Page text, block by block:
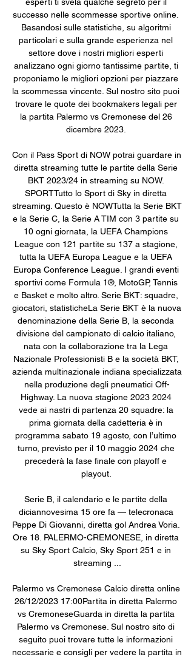
successo nelle scommesse sportive online.
Basandosi sulle statistiche, su algoritmi
particolari e sulla grande esperienza nel
settore dove i nostri migliori esperti
analizzano ogni giorno tantissime partite, ti
proponiamo le migliori opzioni per piazzare
la scommessa vincente. Sul nostro sito puoi
trovare le quote dei bookmakers legali per
la partita Palermo vs Cremonese del 26
dicembre 2023.
Con il Pass Sport di NOW potrai guardare in
diretta streaming tutte le partite della Serie
BKT 2023/24 in streaming su NOW.
SPORTTutto lo Sport di Sky in diretta
streaming. Questo è NOWTutta la Serie BKT
e la Serie C, la Serie A TIM con 3 partite su
10 ogni giornata, la UEFA Champions
League con 121 partite su 137 a stagione,
tutta la UEFA Europa League e la UEFA
Europa Conference League. I grandi eventi
sportivi come Formula 1®, MotoGP, Tennis
e Basket e molto altro. Serie BKT: squadre,
giocatori, statisticheLa Serie BKT è la nuova
denominazione della Serie B, la seconda
divisione del campionato di calcio italiano,
nata con la collaborazione tra la Lega
Nazionale Professionisti B e la società BKT,
azienda multinazionale indiana specializzata
nella produzione degli pneumatici Off-
Highway. La nuova stagione 2023 2024
vede ai nastri di partenza 20 squadre: la
prima giornata della cadetteria è in
programma sabato 19 agosto, con l’ultimo
turno, previsto per il 10 maggio 2024 che
precederà la fase finale con playoff e
playout.
Serie B, il calendario e le partite della
diciannovesima 15 ore fa — telecronaca
Peppe Di Giovanni, diretta gol Andrea Voria.
Ore 18. PALERMO-CREMONESE, in diretta
su Sky Sport Calcio, Sky Sport 251 e in
streaming ...
Palermo vs Cremonese Calcio diretta online
26/12/2023 17:00Partita in diretta Palermo
vs CremoneseGuarda in diretta la partita
Palermo vs Cremonese. Sul nostro sito di
seguito puoi trovare tutte le informazioni
necessarie e consigli per vedere la partita in